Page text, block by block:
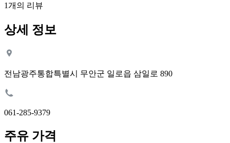
1개의 리뷰
상세 정보
전남광주통합특별시 무안군 일로읍 삼일로 890
061-285-9379
주유 가격